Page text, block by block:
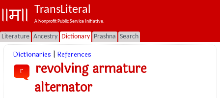
TransLiteral
A Nonprofit Public Service Initiative.
Literature Ancestry Dictionary Prashna Search
Dictionaries References
r
revolving armature
alternator